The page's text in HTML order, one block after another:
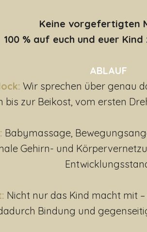
Keine vorgefertigten
100 % auf euch und euer
ABLAUF
Wir sprechen über genau
bis zur Beikost, vom ersten
Babymassage,
Gehirn- und
Nicht nur das Kind macht mit
Bindung und